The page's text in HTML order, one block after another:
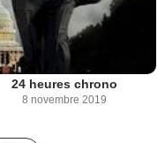
24 heures chrono
8 novembre 2019